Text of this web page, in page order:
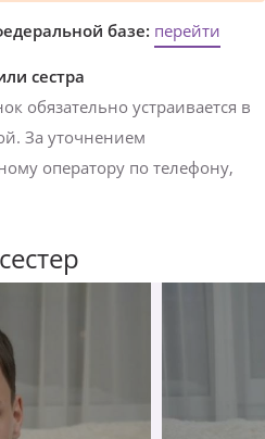
базе: перейти
сестра
обязательно устраивается в
За уточнением
оператору по телефону,